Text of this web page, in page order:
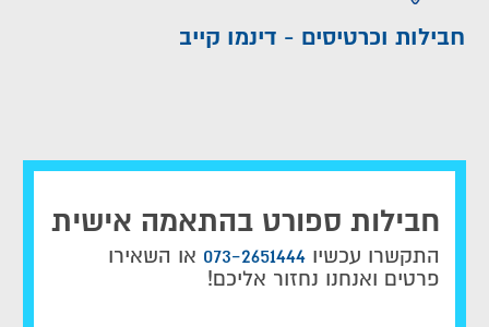
חבילות וכרטיסים - דינמו קייב
חבילות ספורט בהתאמה אישית
התקשרו עכשיו 073-2651444 או השאירו
פרטים ואנחנו נחזור אליכם!